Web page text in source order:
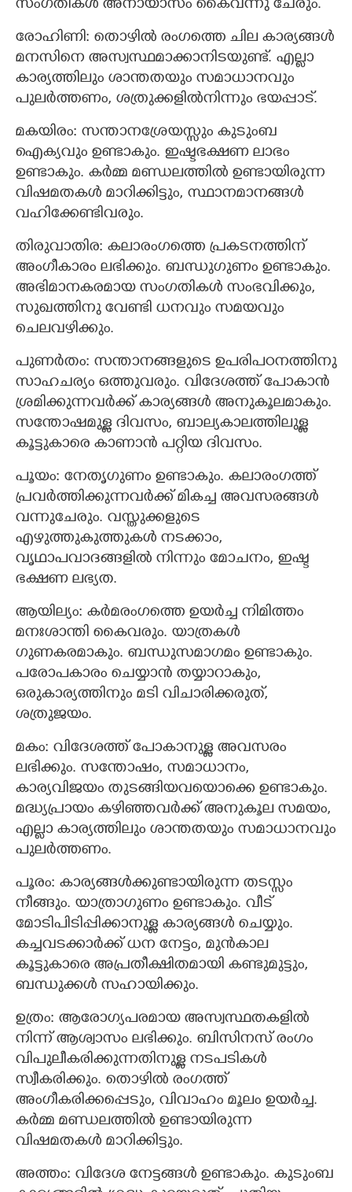
സംഗതികൾ അനായാസം കൈവന്നു ചേരും.
രോഹിണി: തൊഴിൽ രംഗത്തെ ചില കാര്യങ്ങൾ
മനസിനെ അസ്വസ്ഥമാക്കാനിടയുണ്ട്. എല്ലാ
കാര്യത്തിലും ശാന്തതയും സമാധാനവും
പുലർത്തണം, ശത്രുക്കളിൽനിന്നും ഭയപ്പാട്.
മകയിരം: സന്താനശ്രേയസ്സും കുടുംബ
ഐക്യവും ഉണ്ടാകും. ഇഷ്ടഭക്ഷണ ലാഭം
ഉണ്ടാകും. കർമ്മ മണ്ഡലത്തിൽ ഉണ്ടായിരുന്ന
വിഷമതകൾ മാറിക്കിട്ടും, സ്ഥാനമാനങ്ങൾ
വഹിക്കേണ്ടിവരും.
തിരുവാതിര: കലാരംഗത്തെ പ്രകടനത്തിന്
അംഗീകാരം ലഭിക്കും. ബന്ധുഗുണം ഉണ്ടാകും.
അഭിമാനകരമായ സംഗതികൾ സംഭവിക്കും,
സുഖത്തിനു വേണ്ടി ധനവും സമയവും
ചെലവഴിക്കും.
പുണർതം: സന്താനങ്ങളുടെ ഉപരിപഠനത്തിനു
സാഹചര്യം ഒത്തുവരും. വിദേശത്ത് പോകാൻ
ശ്രമിക്കുന്നവർക്ക് കാര്യങ്ങൾ അനുകൂലമാകും.
സന്തോഷമുള്ള ദിവസം, ബാല്യകാലത്തിലുള്ള
കൂട്ടുകാരെ കാണാൻ പറ്റിയ ദിവസം.
പൂയം: നേതൃഗുണം ഉണ്ടാകും. കലാരംഗത്ത്
പ്രവർത്തിക്കുന്നവർക്ക് മികച്ച അവസരങ്ങൾ
വന്നുചേരും. വസ്തുക്കളുടെ
എഴുത്തുകുത്തുകൾ നടക്കാം,
വൃഥാപവാദങ്ങളിൽ നിന്നും മോചനം, ഇഷ്ട
ഭക്ഷണ ലഭ്യത.
ആയില്യം: കര്‍മരംഗത്തെ ഉയര്‍ച്ച നിമിത്തം
മനഃശാന്തി കൈവരും. യാത്രകൾ
ഗുണകരമാകും. ബന്ധുസമാഗമം ഉണ്ടാകും.
പരോപകാരം ചെയ്യാൻ തയ്യാറാകും,
ഒരുകാര്യത്തിനും മടി വിചാരിക്കരുത്,
ശത്രുജയം.
മകം: വിദേശത്ത് പോകാനുള്ള അവസരം
ലഭിക്കും. സന്തോഷം, സമാധാനം,
കാര്യവിജയം തുടങ്ങിയവയൊക്കെ ഉണ്ടാകും.
മദ്ധ്യപ്രായം കഴിഞ്ഞവർക്ക് അനുകൂല സമയം,
എല്ലാ കാര്യത്തിലും ശാന്തതയും സമാധാനവും
പുലർത്തണം.
പൂരം: കാര്യങ്ങൾക്കുണ്ടായിരുന്ന തടസ്സം
നീങ്ങും. യാത്രാഗുണം ഉണ്ടാകും. വീട്
മോടിപിടിപ്പിക്കാനുള്ള കാര്യങ്ങൾ ചെയ്യും.
കച്ചവടക്കാർക്ക് ധന നേട്ടം, മുൻകാല
കൂട്ടുകാരെ അപ്രതീക്ഷിതമായി കണ്ടുമുട്ടും,
ബന്ധുക്കൾ സഹായിക്കും.
ഉത്രം: ആരോഗ്യപരമായ അസ്വസ്ഥതകളിൽ
നിന്ന് ആശ്വാസം ലഭിക്കും. ബിസിനസ് രംഗം
വിപുലീകരിക്കുന്നതിനുള്ള നടപടികൾ
സ്വീകരിക്കും. തൊഴിൽ രംഗത്ത്
അംഗീകരിക്കപ്പെടും, വിവാഹം മൂലം ഉയർച്ച.
കർമ്മ മണ്ഡലത്തിൽ ഉണ്ടായിരുന്ന
വിഷമതകൾ മാറിക്കിട്ടും.
അത്തം: വിദേശ നേട്ടങ്ങള്‍ ഉണ്ടാകും. കുടുംബ